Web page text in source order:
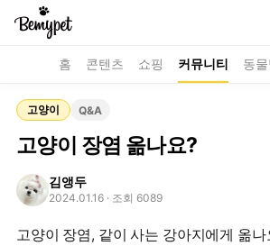
홈 콘텐츠 쇼핑 커뮤니티 동
고양이 Q&A
고양이 장염 옮나요?
김앵두
2024.01.16 · 조회 6089
고양이 장염, 같이 사는 강아지에게 옮나